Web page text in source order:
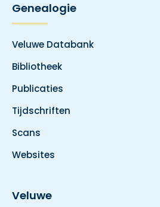
Genealogie
Veluwe Databank
Bibliotheek
Publicaties
Tijdschriften
Scans
Websites
Veluwe